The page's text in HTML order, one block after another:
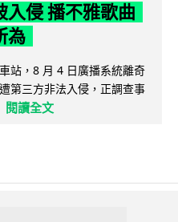
入侵 播不雅歌曲
為
站，8 月 4 日廣播系統離奇
第三方非法入侵，正調查事
閱讀全文